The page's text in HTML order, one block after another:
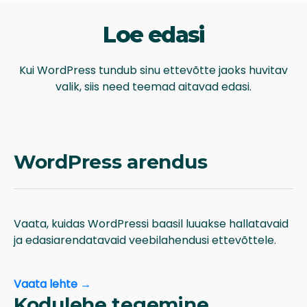
Loe edasi
Kui WordPress tundub sinu ettevõtte jaoks huvitav
valik, siis need teemad aitavad edasi.
WordPress arendus
Vaata, kuidas WordPressi baasil luuakse hallatavaid
ja edasiarendatavaid veebilahendusi ettevõttele.
Vaata lehte →